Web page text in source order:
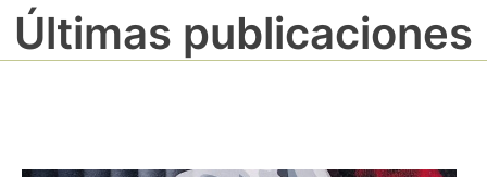
Últimas publicaciones